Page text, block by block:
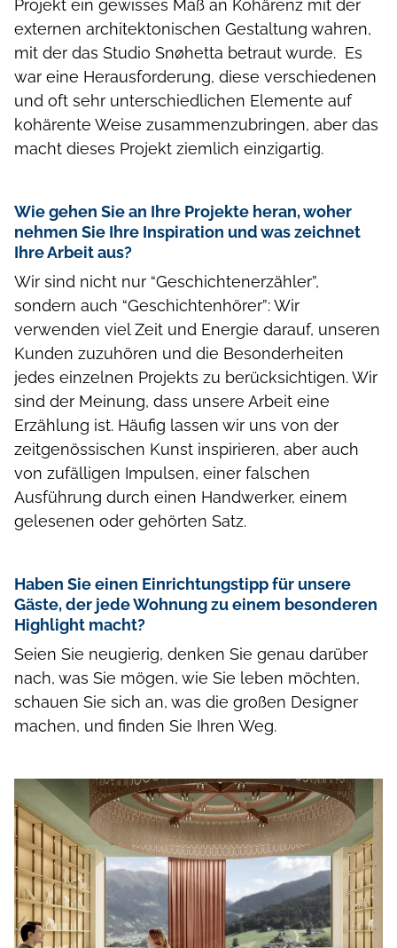
Projekt ein gewisses Maß an Kohärenz mit der
externen architektonischen Gestaltung wahren,
mit der das Studio Snøhetta betraut wurde. Es
war eine Herausforderung, diese verschiedenen
und oft sehr unterschiedlichen Elemente auf
kohärente Weise zusammenzubringen, aber das
macht dieses Projekt ziemlich einzigartig.
Wie gehen Sie an Ihre Projekte heran, woher
nehmen Sie Ihre Inspiration und was zeichnet
Ihre Arbeit aus?
Wir sind nicht nur “Geschichtenerzähler”,
sondern auch “Geschichtenhörer”: Wir
verwenden viel Zeit und Energie darauf, unseren
Kunden zuzuhören und die Besonderheiten
jedes einzelnen Projekts zu berücksichtigen. Wir
sind der Meinung, dass unsere Arbeit eine
Erzählung ist. Häufig lassen wir uns von der
zeitgenössischen Kunst inspirieren, aber auch
von zufälligen Impulsen, einer falschen
Ausführung durch einen Handwerker, einem
gelesenen oder gehörten Satz.
Haben Sie einen Einrichtungstipp für unsere
Gäste, der jede Wohnung zu einem besonderen
Highlight macht?
Seien Sie neugierig, denken Sie genau darüber
nach, was Sie mögen, wie Sie leben möchten,
schauen Sie sich an, was die großen Designer
machen, und finden Sie Ihren Weg.